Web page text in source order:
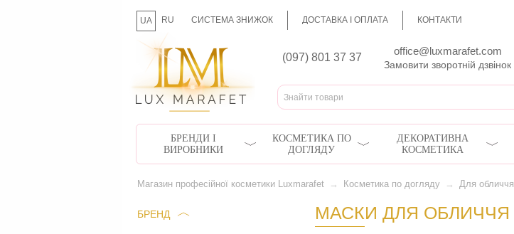
UA RU СИСТЕМА ЗНИЖОК ДОСТАВКА І ОПЛАТА КОНТАКТИ
(097) 801 37 37
office@luxmarafet.com
Замовити зворотній дзвінок
БРЕНДИ І
ВИРОБНИКИ
КОСМЕТИКА ПО
ДОГЛЯДУ
ДЕКОРАТИВНА
КОСМЕТИКА
Магазин професійної косметики Luxmarafet → Косметика по догляду → Для обличчя
БРЕНД МАСКИ ДЛЯ ОБЛИЧЧЯ